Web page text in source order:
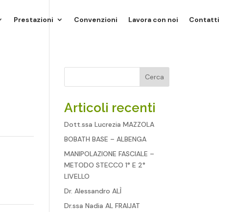
Prestazioni Convenzioni Lavora con noi Contatti
Cerca
Articoli recenti
Dott.ssa Lucrezia MAZZOLA
BOBATH BASE – ALBENGA
MANIPOLAZIONE FASCIALE –
METODO STECCO 1° E 2°
LIVELLO
Dr. Alessandro ALÌ
Dr.ssa Nadia AL FRAIJAT